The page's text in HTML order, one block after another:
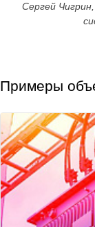
Сергей
Примеры